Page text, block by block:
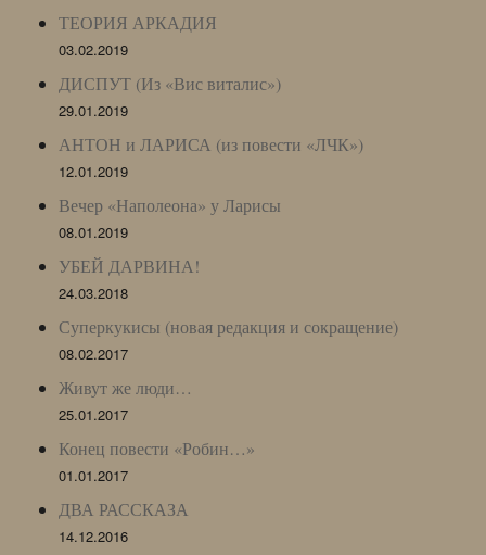
ТЕОРИЯ АРКАДИЯ
03.02.2019
ДИСПУТ (Из «Вис виталис»)
29.01.2019
АНТОН и ЛАРИСА (из повести «ЛЧК»)
12.01.2019
Вечер «Наполеона» у Ларисы
08.01.2019
УБЕЙ ДАРВИНА!
24.03.2018
Суперкукисы (новая редакция и сокращение)
08.02.2017
Живут же люди…
25.01.2017
Конец повести «Робин…»
01.01.2017
ДВА РАССКАЗА
14.12.2016